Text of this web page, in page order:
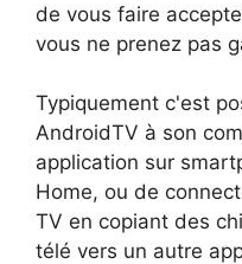
de vous faire
vous ne prenez pas
Typiquement c'est
AndroidTV à son
application sur
Home, ou de
TV en copiant des
télé vers un autre